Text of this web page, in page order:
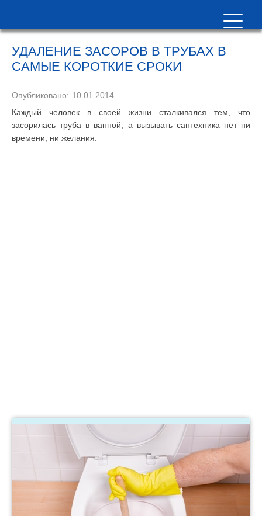
УДАЛЕНИЕ ЗАСОРОВ В ТРУБАХ В
САМЫЕ КОРОТКИЕ СРОКИ
Опубликовано: 10.01.2014
Каждый человек в своей жизни сталкивался тем, что
засорилась труба в ванной, а вызывать сантехника нет ни
времени, ни желания.